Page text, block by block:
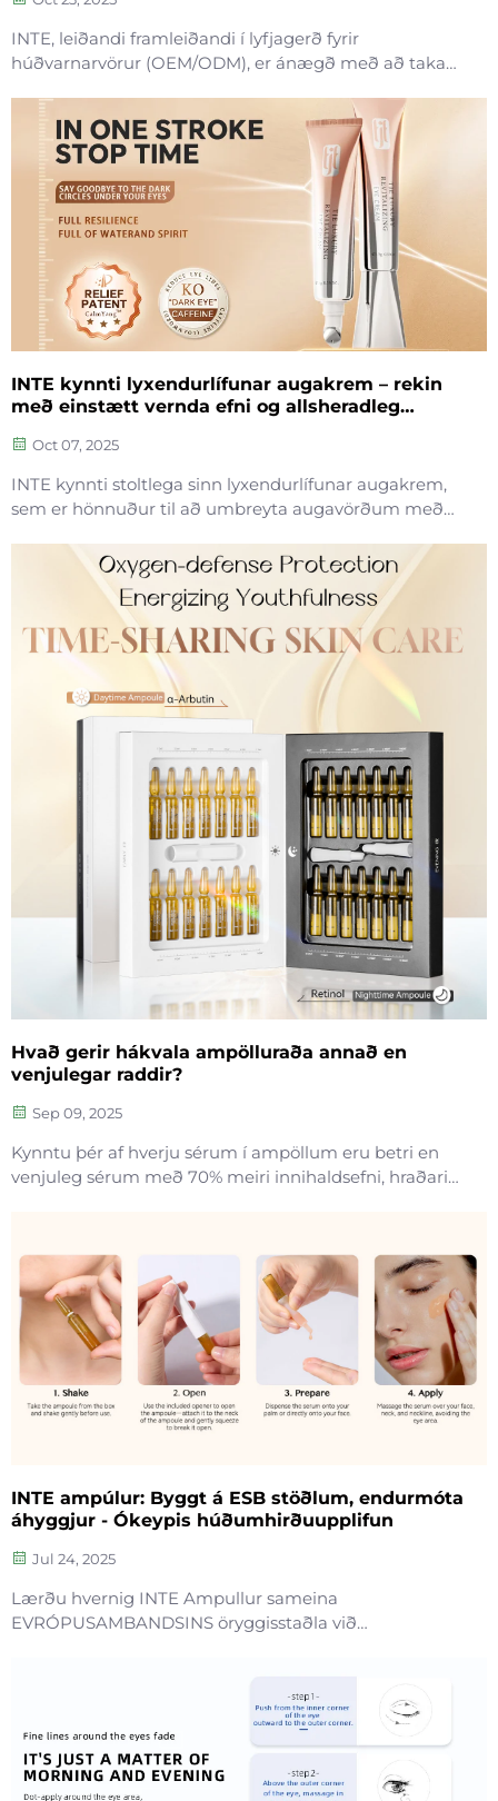
INTE, leiðandi framleiðandi í lyfjagerð fyrir
húðvarnarvörur (OEM/ODM), er ánægð með að taka
vinsælasta B2B viðburðinum í Asíu fyrir
fögrunarmarkaðinn – sem fer fram 11. til 13. nóvember á
Hong Kong AsiaWorld-Expo. Við bjóðum öllum
samstarfsaðilum í fögrunaryrfinu velkomna á stend
okkar...
INTE kynnti lyxendurlífunar augakrem – rekin
með einstætt vernda efni og allsheradleg
Oct 07, 2025
INTE kynnti stoltlega sinn lyxendurlífunar augakrem,
sem er hönnuður til að umbreyta augavörðum með
CalmYang™ (einkunnarvandað sáðandi efni sem var
þróað í gegnum áratugas rannsóknir í Suður-Kóreu hjá
Hvað gerir hákvala ampölluraða annað en
venjulegar raddir?
Sep 09, 2025
Kynntu þér af hverju sérum í ampöllum eru betri en
venjuleg sérum með 70% meiri innihaldsefni, hraðari
skilvirkann hátt.
INTE ampúlur: Byggt á ESB stöðlum, endurmóta
áhyggjur - Ókeypis húðumhirðuupplifun
Jul 24, 2025
Lærðu hvernig INTE Ampullur sameina
EVRÓPUSAMBANDSINS öryggisstaðla við
og mengun – reyndu örugga, sjálfbæra fagurð. Nánari